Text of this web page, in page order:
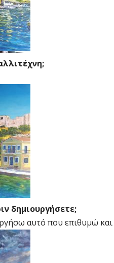
δημιουργήσετε;
αυτό που επιθυμώ